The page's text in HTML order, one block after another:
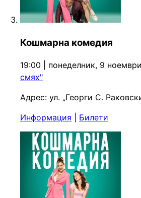
Кошмарна комедия
19:00 | понеделник, 9 ноември
смях"
Адрес: ул. „Георги С.
Информация
Билети